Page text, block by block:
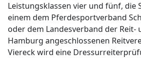
Leistungsklassen vier und fünf, die
einem dem Pferdesportverband
oder dem Landesverband der Reit-
Hamburg angeschlossenen
Viereck wird eine